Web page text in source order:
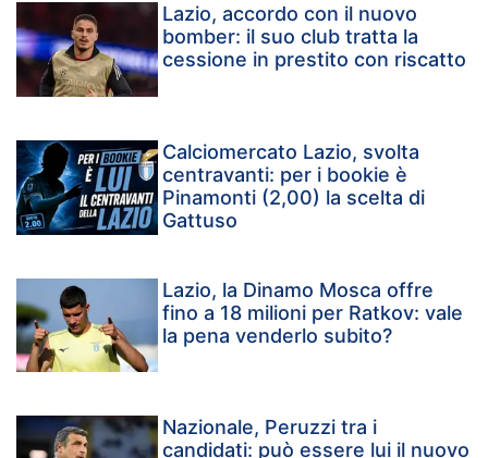
Lazio, accordo con il nuovo
bomber: il suo club tratta la
cessione in prestito con riscatto
Calciomercato Lazio, svolta
centravanti: per i bookie è
Pinamonti (2,00) la scelta di
Gattuso
Lazio, la Dinamo Mosca offre
fino a 18 milioni per Ratkov: vale
la pena venderlo subito?
Nazionale, Peruzzi tra i
candidati: può essere lui il nuovo